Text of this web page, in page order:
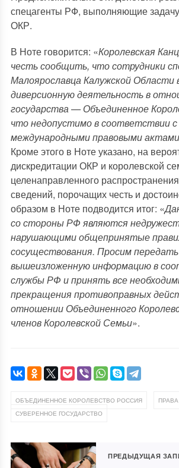
спецагенты РФ, выполняющие
ОКР.
В Ноте говорится: «Королевская
честь сообщить, что сотрудники
Малоярославца Калужской Области
диверсионную деятельность в
государства — Объединенное
что недопустимо в соответствии с
международными правовыми
Кроме этого в Ноте указано, на
дискредитации ОКР и королевской
целенаправленного
сведений, порочащих честь и
образом в Ноте подводится итог: «
со стороны РФ являются
нарушающими общепринятые
сосуществования. Просим передать
вышеизложенную информацию в
службы РФ и принять все
прекращения противоправных
отношении Объединенного
членов Королевской Семьи».
ОБЪЕДИНЕННОЕ КОРОЛЕВСТВО РОССИЯ
СУВЕРЕННОЕ ГОСУДАРСТВО
ПРЕДЫДУЩАЯ